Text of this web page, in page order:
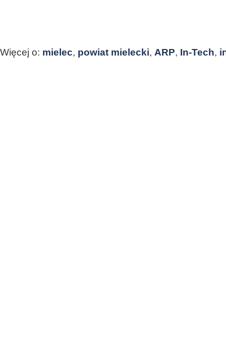
Więcej o: mielec, powiat mielecki, ARP, In-Tech,